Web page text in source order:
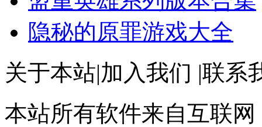
隐秘的原罪游戏大全
关于本站|加入我们 |联系
本站所有软件来自互联